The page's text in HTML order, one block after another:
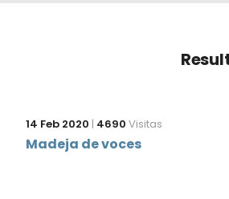
14 Feb 2020 | 4690 Visitas
Madeja de voces